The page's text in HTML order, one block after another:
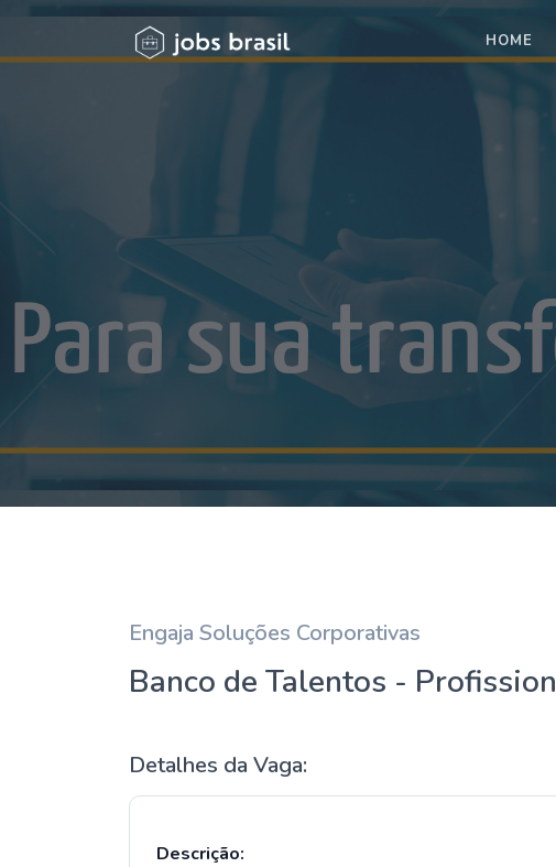
HOME
Engaja Soluções Corporativas
Banco de Talentos -
Detalhes da Vaga:
Descrição: